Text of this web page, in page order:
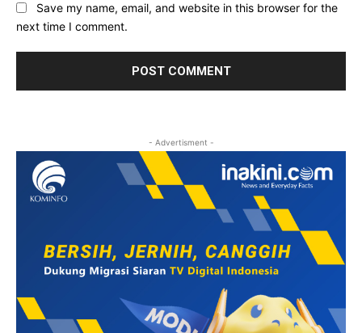
Save my name, email, and website in this browser for the
next time I comment.
- Advertisment -